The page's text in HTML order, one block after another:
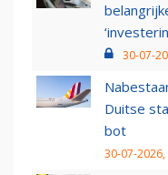
30-07-
Duitse
bot
30-07-2026,